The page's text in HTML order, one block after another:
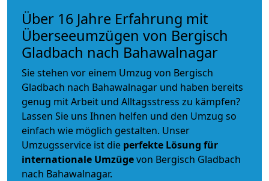
Über 16 Jahre Erfahrung mit
Überseeumzügen von Bergisch
Gladbach nach Bahawalnagar
Sie stehen vor einem Umzug von Bergisch
Gladbach nach Bahawalnagar und haben bereits
genug mit Arbeit und Alltagsstress zu kämpfen?
Lassen Sie uns Ihnen helfen und den Umzug so
einfach wie möglich gestalten. Unser
Umzugsservice ist die perfekte Lösung für
internationale Umzügevon Bergisch Gladbach
nach Bahawalnagar.